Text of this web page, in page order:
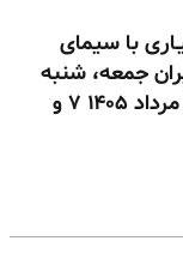
با سیمای
جمعه، شنبه
و یکشنبه ۱۶ ، ۱۷ و ۱۸ مرداد ۱۴۰۵ ۷ و